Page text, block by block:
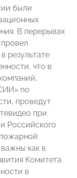
были
В перерывах
результате
что в
по
проведут
при
Российского
как в
Комитета
в